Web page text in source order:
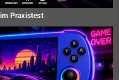
Praxistest